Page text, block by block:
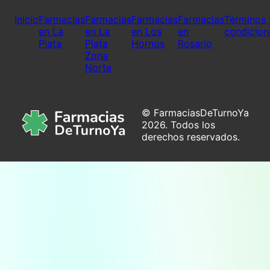
InicioFarmacias
en La
Plata
Farmacias
en La
Plata
Zona
Norte
Farmacias
en Los
Hornos
Farmacias
en
Rosario
Términos
© FarmaciasDeTurnoYa
2026. Todos los
derechos reservados.